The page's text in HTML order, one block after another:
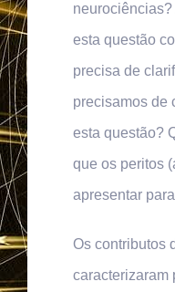
esta questão
precisa de
precisamos de
esta questão?
que os peritos
apresentar
Os contributos
caracterizaram